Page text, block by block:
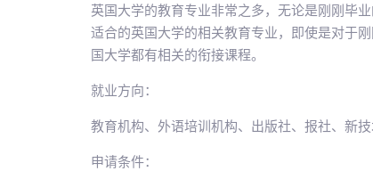
英国大学的教育专业非常之多，无论是刚刚毕
适合的英国大学的相关教育专业，即使是对于
国大学都有相关的衔接课程。
就业方向：
教育机构、外语培训机构、出版社、报社、新技
申请条件：